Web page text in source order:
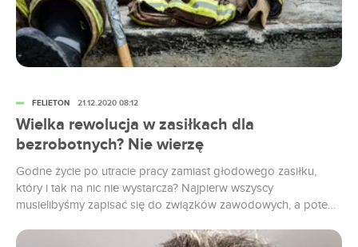
Wielka rewolucja w zasiłkach dla
bezrobotnych? Nie wierzę
Godne życie po utracie pracy zamiast głodowego zasiłku,
który i tak na nic nie wystarcza? Najpierw wszyscy
musielibyśmy zapisać się do związków zawodowych, a potem
tego snu, zobaczmy, jak mógłby wyglądać wymarzony przez
FELIETON 21.12.2020 08:12